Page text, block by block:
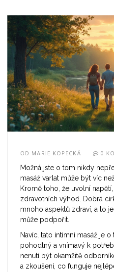
OD MARIE KOPECKÁ 0
Možná jste o tom nikdy
masáž varlat může být víc
Kromě toho, že uvolní
zdravotních výhod. Dobrá
mnoho aspektů zdraví, a to
může podpořit.
Navíc, tato intimní masáž je
pohodlný a vnímavý k
nenutí být okamžitě
a zkoušení, co funguje